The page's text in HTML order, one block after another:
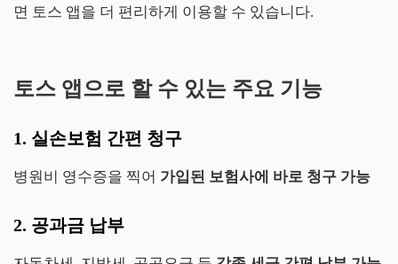
면 토스 앱을 더 편리하게 이용할 수 있습니다.
토스 앱으로 할 수 있는 주요 기능
1. 실손보험 간편 청구
병원비 영수증을 찍어 가입된 보험사에 바로 청구 가능
2. 공과금 납부